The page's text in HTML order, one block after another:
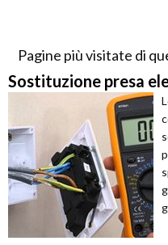
Pagine più visitate di
Sostituzione presa